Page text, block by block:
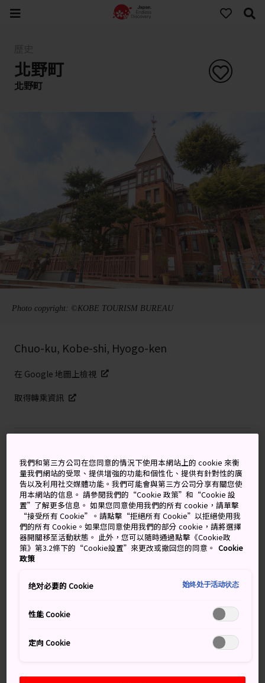
北野町
北野町
Photo copyright: ©KOBE TOURISM BUREAU
Chuo-ku, Kobe-shi, Hyogo-ken
在 Google 地圖上檢視
取得轉乘資訊
神戶老街的外國影響力
北野町位於六甲山脈的山腳，是神戶
的一個小型歷史街
區，過去曾經是外國商人與外交官員的居住地，此區域仍
保留著代表他們曾經存在與影響力的痕跡。
別錯過
參觀 1909 年由德國商人 Gottfried Thomas 建
造的知名風見雞館
我們和第三方公司在您同意的情況下使用本網站上的 cookie 來衡
量我們網站的受眾、提供增強的功能和個性化、提供有針對性的廣
告以及利用社交媒體功能。我們可能會與第三方公司分享有關您使
用本網站的信息。 請參閱我們的“Cookie 政策”和“Cookie 設
置”了解更多信息。 如果您同意使用我們的所有 cookie，請單擊
“接受所有 Cookie”。請點擊“拒絕所有 Cookie”以拒絕使用我
們的所有 Cookie。如果您同意使用我們的部分 cookie，請將選擇
器開關移至活動狀態。 此外，您可以隨時通過點擊《Cookie政
策》第3.2條下的“Cookie設置”來更改或撤回您的同意。 Cookie
政策
绝对必要的 Cookie 始终处于活动状态
性能 Cookie
定向 Cookie